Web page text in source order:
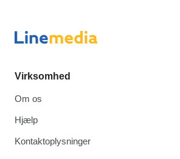
Virksomhed
Om os
Hjælp
Kontaktoplysninger